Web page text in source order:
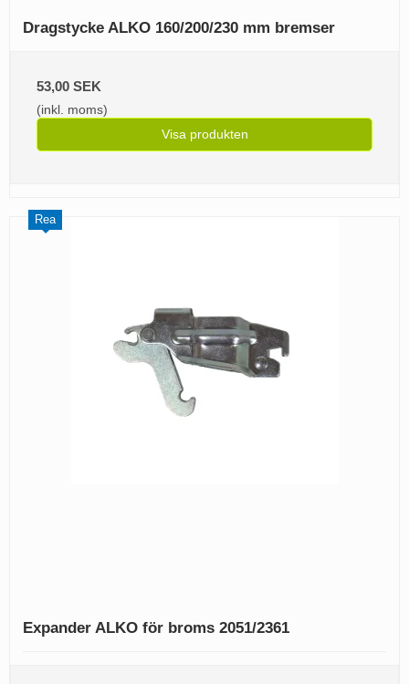
Dragstycke ALKO 160/200/230 mm bremser
53,00 SEK
(inkl. moms)
Visa produkten
Rea
Expander ALKO för broms 2051/2361